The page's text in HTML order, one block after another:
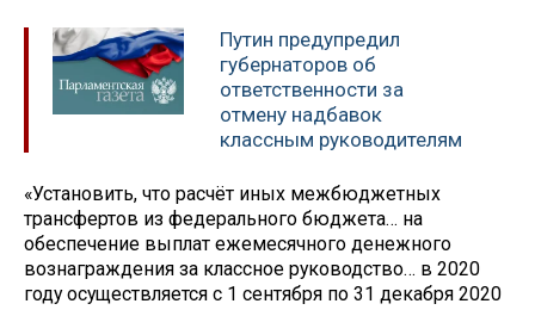
Путин предупредил
губернаторов об
ответственности за
отмену надбавок
классным руководителям
«Установить, что расчёт иных межбюджетных
трансфертов из федерального бюджета… на
обеспечение выплат ежемесячного денежного
вознаграждения за классное руководство… в 2020
году осуществляется с 1 сентября по 31 декабря 2020